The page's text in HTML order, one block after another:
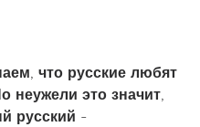
что русские любят
неужели это значит,
русский -